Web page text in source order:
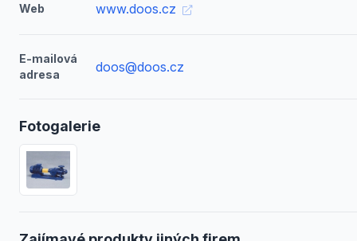
Web www.doos.cz
E-mailová
adresa
doos@doos.cz
Fotogalerie